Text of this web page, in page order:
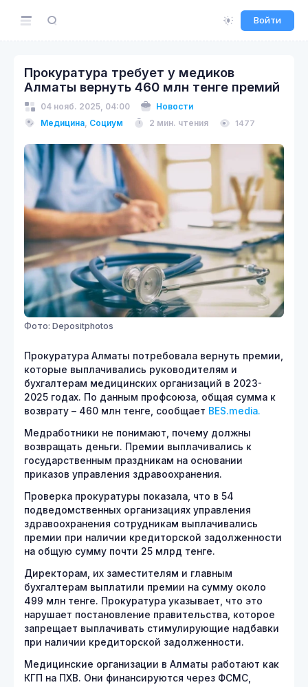
Войти
Прокуратура требует у медиков
Алматы вернуть 460 млн тенге премий
04 нояб. 2025, 04:00
Новости
Медицина, Социум 2 мин. чтения 1477
Фото: Depositphotos
Прокуратура Алматы потребовала вернуть премии,
которые выплачивались руководителям и
бухгалтерам медицинских организаций в 2023-
2025 годах. По данным профсоюза, общая сумма к
возврату – 460 млн тенге, cообщает BES.media.
Медработники не понимают, почему должны
возвращать деньги. Премии выплачивались к
государственным праздникам на основании
приказов управления здравоохранения.
Проверка прокуратуры показала, что в 54
подведомственных организациях управления
здравоохранения сотрудникам выплачивались
премии при наличии кредиторской задолженности
на общую сумму почти 25 млрд тенге.
Директорам, их заместителям и главным
бухгалтерам выплатили премии на сумму около
499 млн тенге. Прокуратура указывает, что это
нарушает постановление правительства, которое
запрещает выплачивать стимулирующие надбавки
при наличии кредиторской задолженности.
Медицинские организации в Алматы работают как
КГП на ПХВ. Они финансируются через ФСМС,